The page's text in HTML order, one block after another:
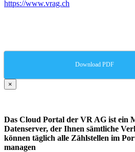
https://www.vrag.ch
Download PDF
×
Das Cloud Portal der VR AG ist ein
Datenserver, der Ihnen sämtliche
können täglich alle Zählstellen im
managen